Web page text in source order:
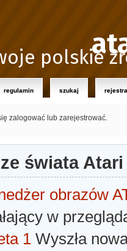
polskie
regulamin szukaj
zalogować lub zarejestrować.
świata Atari
obrazów
w
1 Wyszła